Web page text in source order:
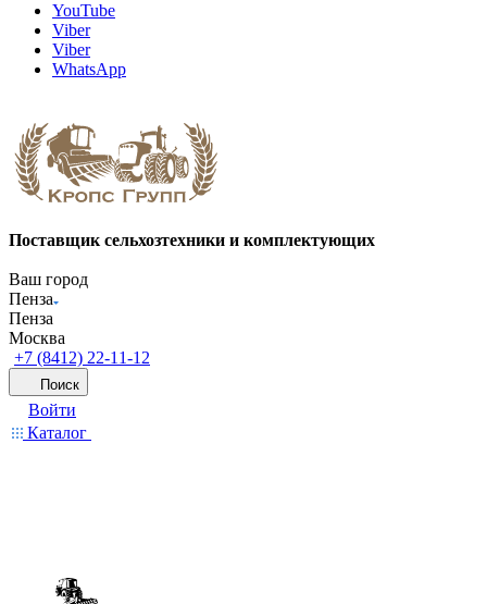
YouTube
Viber
Viber
WhatsApp
Поставщик сельхозтехники и комплектующих
Ваш город
Пенза
Пенза
Москва
+7 (8412) 22-11-12
Поиск
Войти
Каталог